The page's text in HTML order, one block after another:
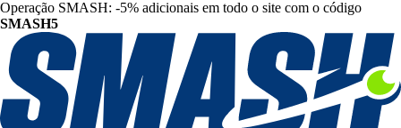
Operação SMASH: -5% adicionais em todo o site com o código
SMASH5